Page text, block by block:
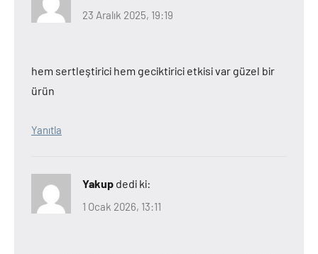
23 Aralık 2025, 19:19
hem sertleştirici hem geciktirici etkisi var güzel bir
ürün
Yanıtla
Yakup dedi ki:
1 Ocak 2026, 13:11